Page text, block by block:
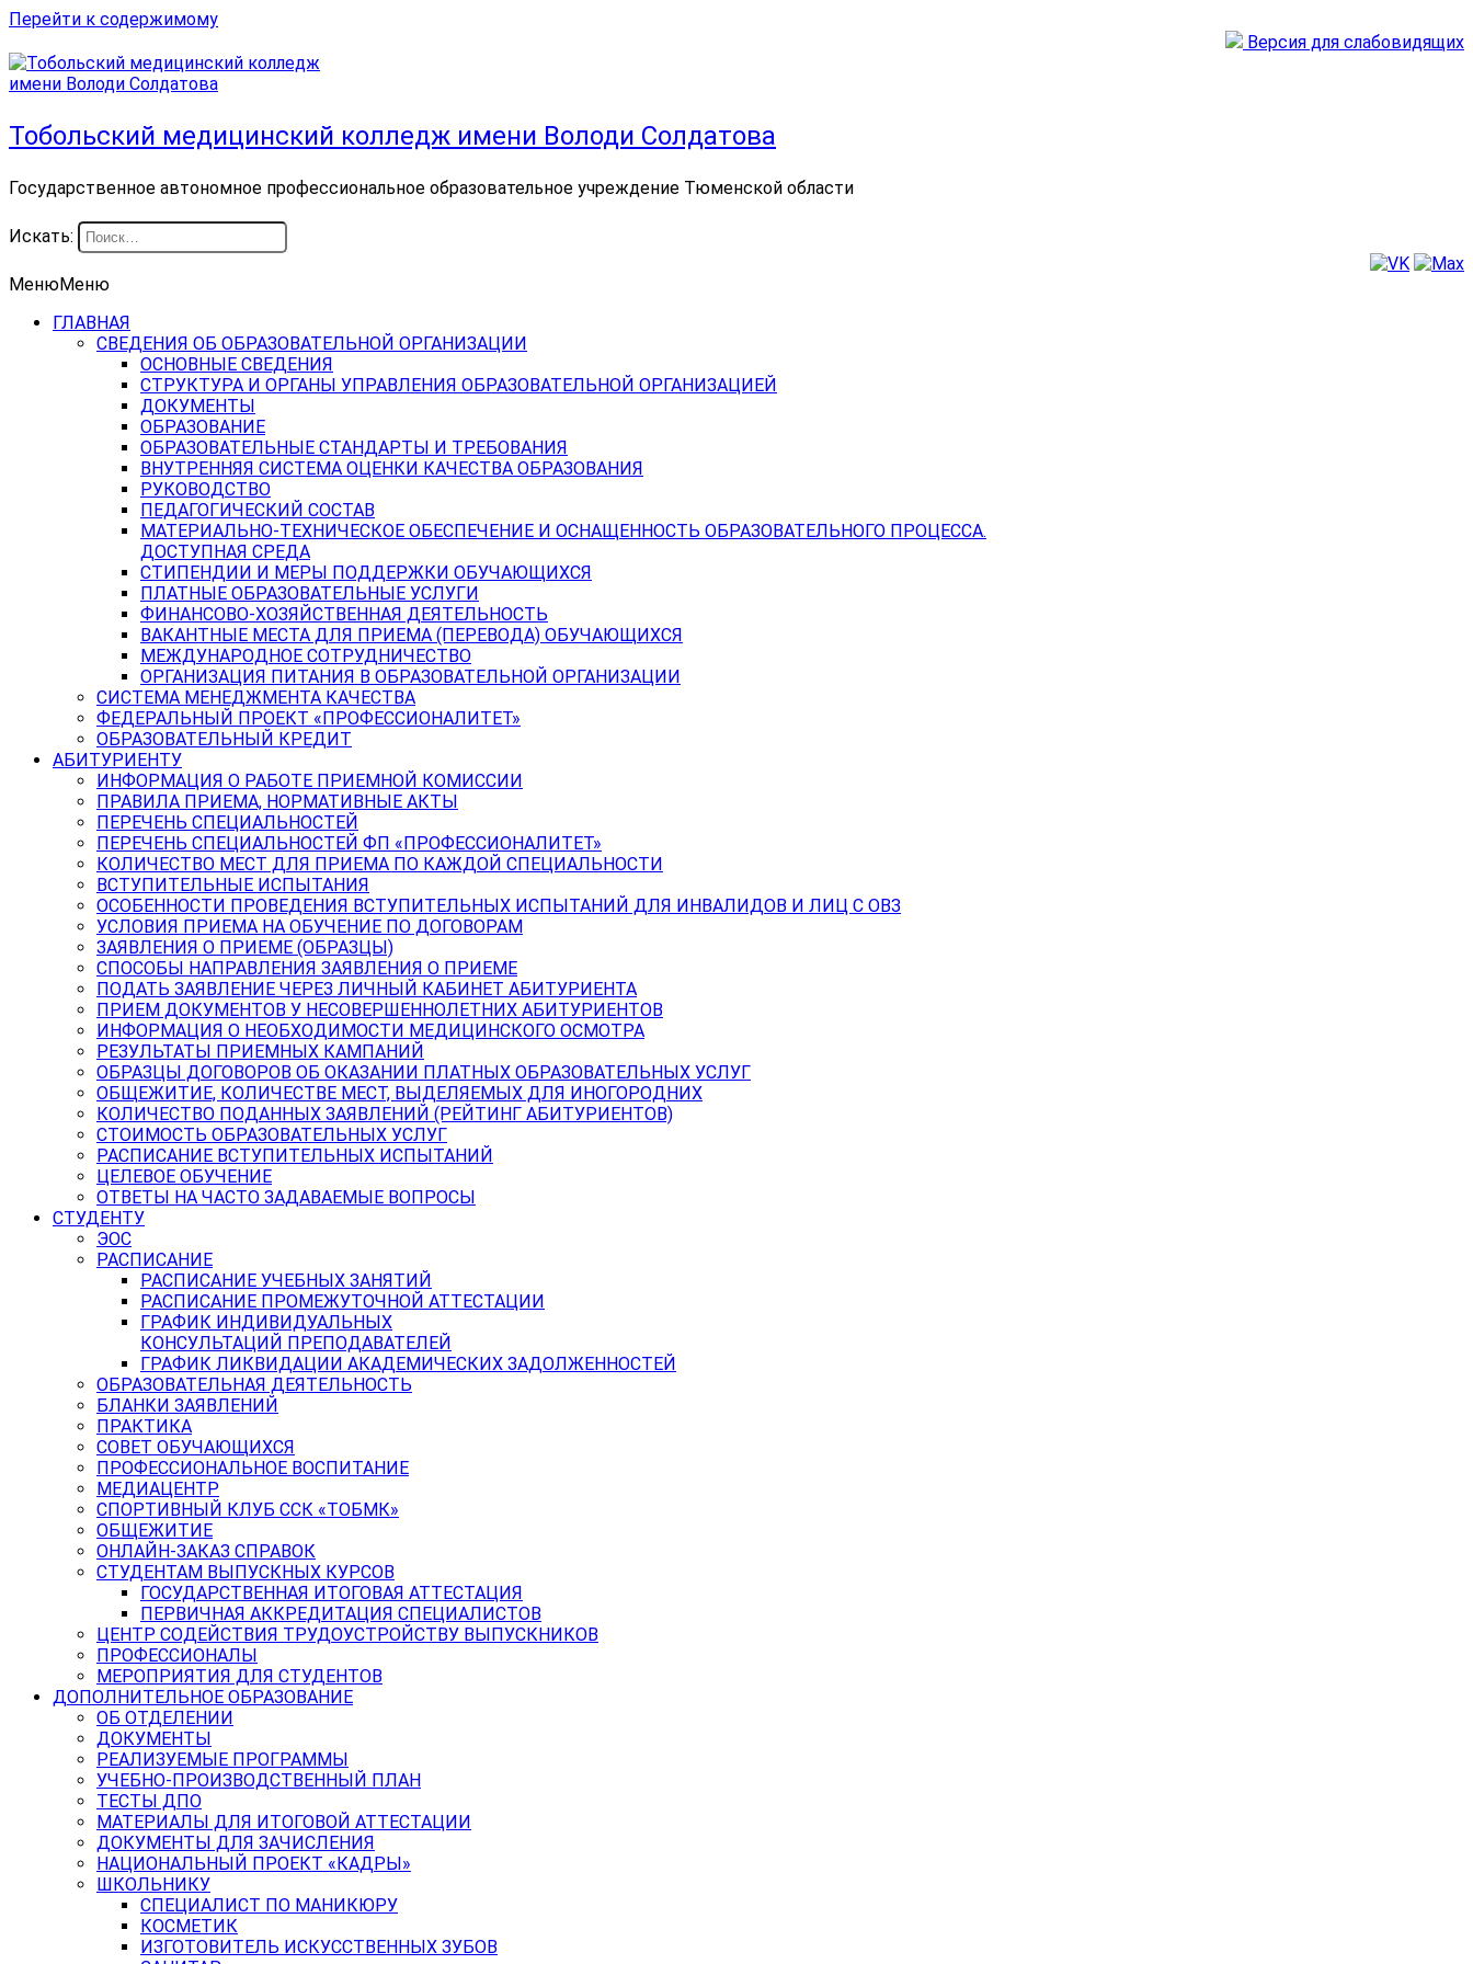
Перейти к содержимому
Версия для слабовидящих
Тобольский медицинский колледж имени Володи Солдатова
Государственное автономное профессиональное образовательное учреждение Тюменской области
Искать:
МенюМеню
ГЛАВНАЯ
СВЕДЕНИЯ ОБ ОБРАЗОВАТЕЛЬНОЙ ОРГАНИЗАЦИИ
ОСНОВНЫЕ СВЕДЕНИЯ
СТРУКТУРА И ОРГАНЫ УПРАВЛЕНИЯ ОБРАЗОВАТЕЛЬНОЙ ОРГАНИЗАЦИЕЙ
ДОКУМЕНТЫ
ОБРАЗОВАНИЕ
ОБРАЗОВАТЕЛЬНЫЕ СТАНДАРТЫ И ТРЕБОВАНИЯ
ВНУТРЕННЯЯ СИСТЕМА ОЦЕНКИ КАЧЕСТВА ОБРАЗОВАНИЯ
РУКОВОДСТВО
ПЕДАГОГИЧЕСКИЙ СОСТАВ
МАТЕРИАЛЬНО-ТЕХНИЧЕСКОЕ ОБЕСПЕЧЕНИЕ И ОСНАЩЕННОСТЬ ОБРАЗОВАТЕЛЬНОГО ПРОЦЕССА.
ДОСТУПНАЯ СРЕДА
СТИПЕНДИИ И МЕРЫ ПОДДЕРЖКИ ОБУЧАЮЩИХСЯ
ПЛАТНЫЕ ОБРАЗОВАТЕЛЬНЫЕ УСЛУГИ
ФИНАНСОВО-ХОЗЯЙСТВЕННАЯ ДЕЯТЕЛЬНОСТЬ
ВАКАНТНЫЕ МЕСТА ДЛЯ ПРИЕМА (ПЕРЕВОДА) ОБУЧАЮЩИХСЯ
МЕЖДУНАРОДНОЕ СОТРУДНИЧЕСТВО
ОРГАНИЗАЦИЯ ПИТАНИЯ В ОБРАЗОВАТЕЛЬНОЙ ОРГАНИЗАЦИИ
СИСТЕМА МЕНЕДЖМЕНТА КАЧЕСТВА
ФЕДЕРАЛЬНЫЙ ПРОЕКТ «ПРОФЕССИОНАЛИТЕТ»
ОБРАЗОВАТЕЛЬНЫЙ КРЕДИТ
АБИТУРИЕНТУ
ИНФОРМАЦИЯ О РАБОТЕ ПРИЕМНОЙ КОМИССИИ
ПРАВИЛА ПРИЕМА, НОРМАТИВНЫЕ АКТЫ
ПЕРЕЧЕНЬ СПЕЦИАЛЬНОСТЕЙ
ПЕРЕЧЕНЬ СПЕЦИАЛЬНОСТЕЙ ФП «ПРОФЕССИОНАЛИТЕТ»
КОЛИЧЕСТВО МЕСТ ДЛЯ ПРИЕМА ПО КАЖДОЙ СПЕЦИАЛЬНОСТИ
ВСТУПИТЕЛЬНЫЕ ИСПЫТАНИЯ
ОСОБЕННОСТИ ПРОВЕДЕНИЯ ВСТУПИТЕЛЬНЫХ ИСПЫТАНИЙ ДЛЯ ИНВАЛИДОВ И ЛИЦ С ОВЗ
УСЛОВИЯ ПРИЕМА НА ОБУЧЕНИЕ ПО ДОГОВОРАМ
ЗАЯВЛЕНИЯ О ПРИЕМЕ (ОБРАЗЦЫ)
СПОСОБЫ НАПРАВЛЕНИЯ ЗАЯВЛЕНИЯ О ПРИЕМЕ
ПОДАТЬ ЗАЯВЛЕНИЕ ЧЕРЕЗ ЛИЧНЫЙ КАБИНЕТ АБИТУРИЕНТА
ПРИЕМ ДОКУМЕНТОВ У НЕСОВЕРШЕННОЛЕТНИХ АБИТУРИЕНТОВ
ИНФОРМАЦИЯ О НЕОБХОДИМОСТИ МЕДИЦИНСКОГО ОСМОТРА
РЕЗУЛЬТАТЫ ПРИЕМНЫХ КАМПАНИЙ
ОБРАЗЦЫ ДОГОВОРОВ ОБ ОКАЗАНИИ ПЛАТНЫХ ОБРАЗОВАТЕЛЬНЫХ УСЛУГ
ОБЩЕЖИТИЕ, КОЛИЧЕСТВЕ МЕСТ, ВЫДЕЛЯЕМЫХ ДЛЯ ИНОГОРОДНИХ
КОЛИЧЕСТВО ПОДАННЫХ ЗАЯВЛЕНИЙ (РЕЙТИНГ АБИТУРИЕНТОВ)
СТОИМОСТЬ ОБРАЗОВАТЕЛЬНЫХ УСЛУГ
РАСПИСАНИЕ ВСТУПИТЕЛЬНЫХ ИСПЫТАНИЙ
ЦЕЛЕВОЕ ОБУЧЕНИЕ
ОТВЕТЫ НА ЧАСТО ЗАДАВАЕМЫЕ ВОПРОСЫ
СТУДЕНТУ
ЭОС
РАСПИСАНИЕ
РАСПИСАНИЕ УЧЕБНЫХ ЗАНЯТИЙ
РАСПИСАНИЕ ПРОМЕЖУТОЧНОЙ АТТЕСТАЦИИ
ГРАФИК ИНДИВИДУАЛЬНЫХ
КОНСУЛЬТАЦИЙ ПРЕПОДАВАТЕЛЕЙ
ГРАФИК ЛИКВИДАЦИИ АКАДЕМИЧЕСКИХ ЗАДОЛЖЕННОСТЕЙ
ОБРАЗОВАТЕЛЬНАЯ ДЕЯТЕЛЬНОСТЬ
БЛАНКИ ЗАЯВЛЕНИЙ
ПРАКТИКА
СОВЕТ ОБУЧАЮЩИХСЯ
ПРОФЕССИОНАЛЬНОЕ ВОСПИТАНИЕ
МЕДИАЦЕНТР
СПОРТИВНЫЙ КЛУБ ССК «ТОБМК»
ОБЩЕЖИТИЕ
ОНЛАЙН-ЗАКАЗ СПРАВОК
СТУДЕНТАМ ВЫПУСКНЫХ КУРСОВ
ГОСУДАРСТВЕННАЯ ИТОГОВАЯ АТТЕСТАЦИЯ
ПЕРВИЧНАЯ АККРЕДИТАЦИЯ СПЕЦИАЛИСТОВ
ЦЕНТР СОДЕЙСТВИЯ ТРУДОУСТРОЙСТВУ ВЫПУСКНИКОВ
ПРОФЕССИОНАЛЫ
МЕРОПРИЯТИЯ ДЛЯ СТУДЕНТОВ
ДОПОЛНИТЕЛЬНОЕ ОБРАЗОВАНИЕ
ОБ ОТДЕЛЕНИИ
ДОКУМЕНТЫ
РЕАЛИЗУЕМЫЕ ПРОГРАММЫ
УЧЕБНО-ПРОИЗВОДСТВЕННЫЙ ПЛАН
ТЕСТЫ ДПО
МАТЕРИАЛЫ ДЛЯ ИТОГОВОЙ АТТЕСТАЦИИ
ДОКУМЕНТЫ ДЛЯ ЗАЧИСЛЕНИЯ
НАЦИОНАЛЬНЫЙ ПРОЕКТ «КАДРЫ»
ШКОЛЬНИКУ
СПЕЦИАЛИСТ ПО МАНИКЮРУ
КОСМЕТИК
ИЗГОТОВИТЕЛЬ ИСКУССТВЕННЫХ ЗУБОВ